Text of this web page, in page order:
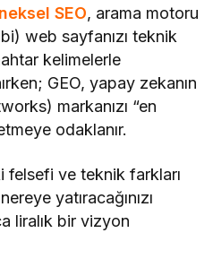
SEO, arama motoru
web sayfanızı teknik
kelimelerle
GEO, yapay zekanın
markanızı “en
odaklanır.
felsefi ve teknik farkları
yatıracağınızı
liralık bir vizyon